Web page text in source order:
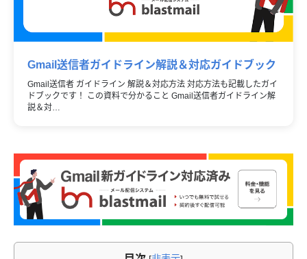
Gmail送信者ガイドライン解説＆対応ガイドブック
Gmail送信者 ガイドライン 解説＆対応方法 対応方法も記載したガイ
ドブックです！ この資料で分かること Gmail送信者ガイドライン解
説＆対…